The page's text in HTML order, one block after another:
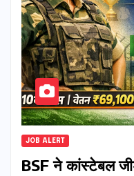
JOB ALERT
BSF ने कांस्टेबल